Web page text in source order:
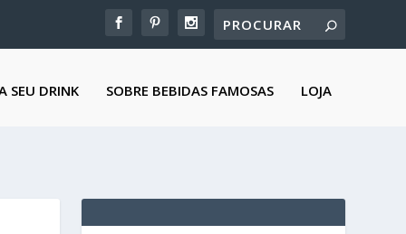
SEU DRINK SOBRE BEBIDAS FAMOSAS LOJA